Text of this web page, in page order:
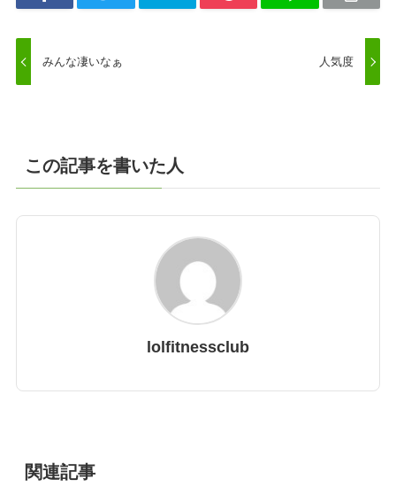
みんな凄いなぁ 人気度
この記事を書いた人
lolfitnessclub
関連記事